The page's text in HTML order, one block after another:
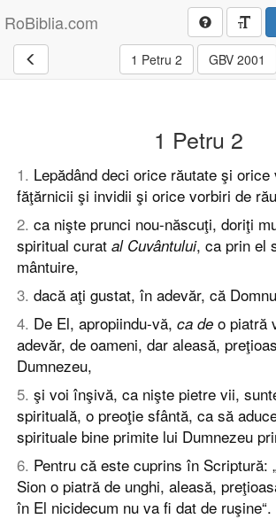
RoBiblia.com
1 Petru 2 GBV 2001
1 Petru 2
1. Lepădând deci orice răutate şi
făţărnicii şi invidii şi orice vorbiri de
2. ca nişte prunci nou-născuţi, doriţi
spiritual curat al Cuvântului, ca prin el
mântuire,
3. dacă aţi gustat, în adevăr, că
4. De El, apropiindu-vă, ca de o piatră
adevăr, de oameni, dar aleasă,
Dumnezeu,
5. şi voi înşivă, ca nişte pietre vii,
spirituală, o preoţie sfântă, ca să
spirituale bine primite lui Dumnezeu
6. Pentru că este cuprins în Scriptură:
Sion o piatră de unghi, aleasă,
în El nicidecum nu va fi dat de ruşine“.